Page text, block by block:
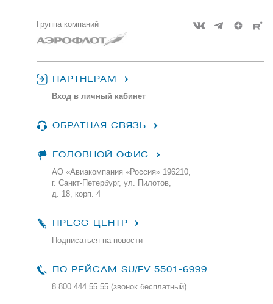
Группа компаний
ПАРТНЕРАМ
Вход в личный кабинет
ОБРАТНАЯ СВЯЗЬ
ГОЛОВНОЙ ОФИС
АО «Авиакомпания «Россия» 196210,
г. Санкт-Петербург, ул. Пилотов,
д. 18, корп. 4
ПРЕСС-ЦЕНТР
Подписаться на новости
ПО РЕЙСАМ SU/FV 5501-6999
8 800 444 55 55 (звонок бесплатный)